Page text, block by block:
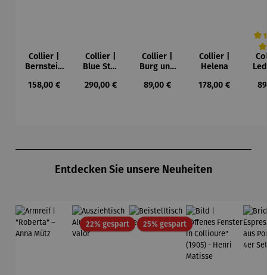
Collier |
Bernstein
Mond und
Regulärer Preis:
158,00 €
Collier |
Blue Star
Waszak
Regulärer Preis:
290,00 €
Collier |
Burg und
Paul Klee
Regulärer Preis:
89,00 €
Collier |
Helena
Regulärer Preis:
178,00 €
Entdecken Sie unsere Neuheiten
22% gespartRabatt25% gespartRabatt